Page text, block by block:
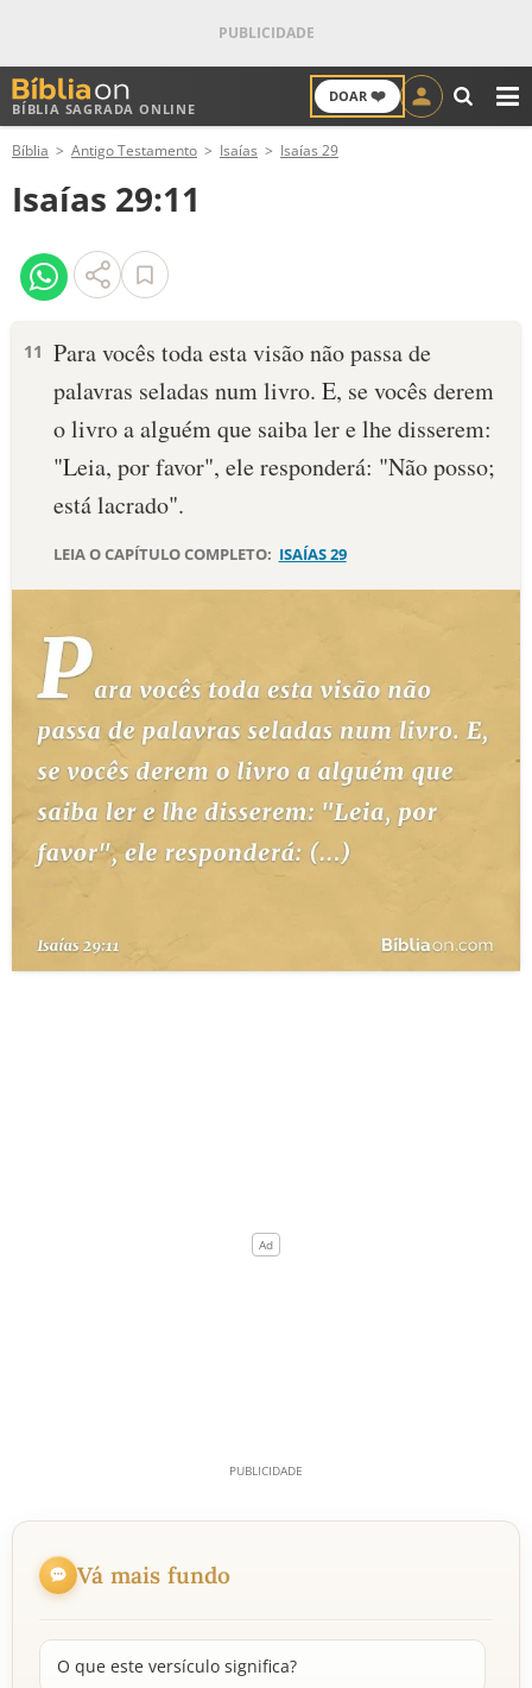
BÍBLIA SAGRADA ONLINE
DOAR ❤️
ANTIGO TESTAMENTO
NOVO TESTAMENTO
VERSÍCULOS
PALAVRA DO DIA
SALMO DO DIA
DEVOCIONAL DIÁRIO
ESTUDOS BÍBLICOS
ESBOÇOS DE PREGAÇÃO
PERGUNTE À BÍBLIA IA
QUEM SOMOS
Bíblia Antigo Testamento Isaías Isaías 29
Isaías 29:11
11 Para vocês toda esta visão não passa de
palavras seladas num livro. E, se vocês derem
o livro a alguém que saiba ler e lhe disserem:
"Leia, por favor", ele responderá: "Não posso;
está lacrado".
LEIA O CAPÍTULO COMPLETO: ISAÍAS 29
Vá mais fundo
O que este versículo significa?